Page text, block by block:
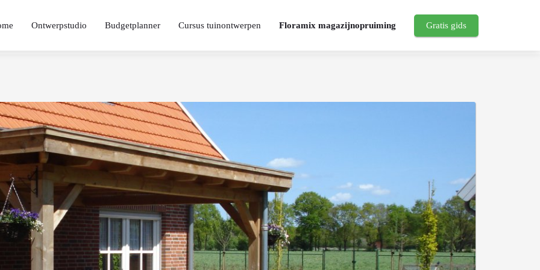
Ontwerpstudio Budgetplanner Cursus tuinontwerpen Floramix magazijnopruiming Gratis gids